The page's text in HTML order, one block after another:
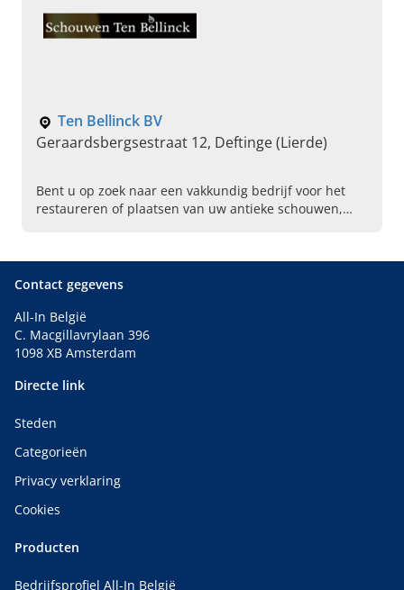
Ten Bellinck BV
Geraardsbergsestraat 12, Deftinge (Lierde)
Bent u op zoek naar een vakkundig bedrijf voor het
restaureren of plaatsen van uw antieke schouwen,
u natuurlijk bij ons van Ten Bellinck uit Deftinge
(Lierde) aan het juiste adres!
Contact gegevens
All-In België
C. Macgillavrylaan 396
1098 XB Amsterdam
Directe link
Steden
Categorieën
Privacy verklaring
Cookies
Producten
Bedrijfsprofiel All-In België